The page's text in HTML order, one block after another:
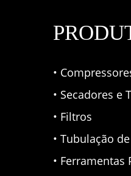
•
• Secadores e
• Filtros
• Tubulação
• Ferramentas